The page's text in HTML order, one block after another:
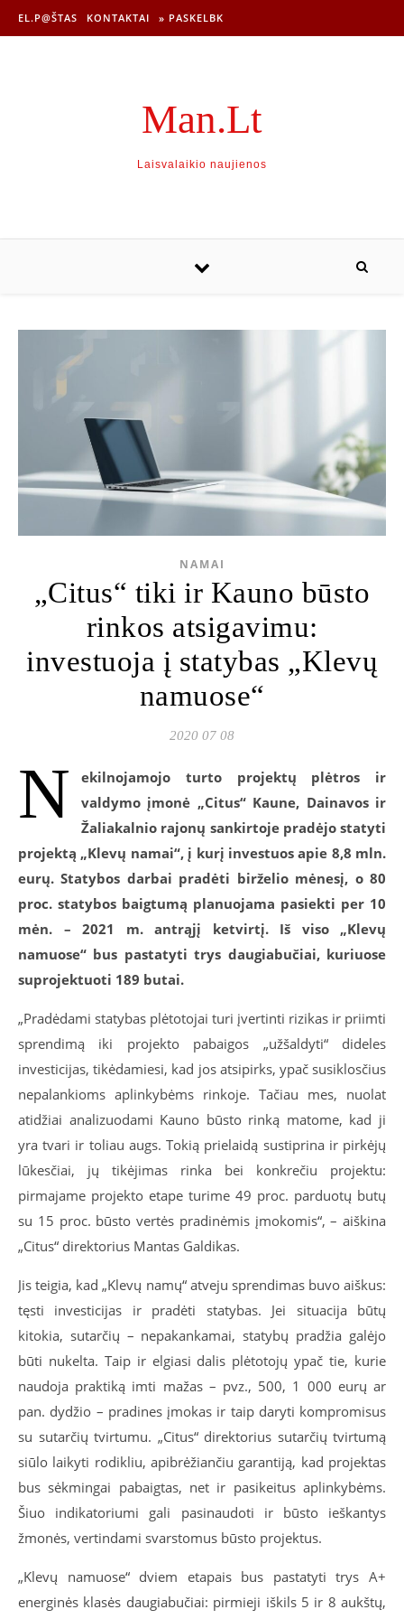
EL.P@ŠTAS KONTAKTAI » PASKELBK
Man.Lt
Laisvalaikio naujienos
NAMAI
„Citus“ tiki ir Kauno būsto
rinkos atsigavimu:
investuoja į statybas „Klevų
namuose“
2020 07 08
N
ekilnojamojo turto projektų plėtros ir
valdymo įmonė „Citus“ Kaune, Dainavos ir
Žaliakalnio rajonų sankirtoje pradėjo statyti
projektą „Klevų namai“, į kurį investuos apie 8,8 mln.
eurų. Statybos darbai pradėti birželio mėnesį, o 80
proc. statybos baigtumą planuojama pasiekti per 10
mėn. – 2021 m. antrąjį ketvirtį. Iš viso „Klevų
namuose“ bus pastatyti trys daugiabučiai, kuriuose
suprojektuoti 189 butai.
„Pradėdami statybas plėtotojai turi įvertinti rizikas ir priimti
sprendimą iki projekto pabaigos „užšaldyti“ dideles
investicijas, tikėdamiesi, kad jos atsipirks, ypač susiklosčius
nepalankioms aplinkybėms rinkoje. Tačiau mes, nuolat
atidžiai analizuodami Kauno būsto rinką matome, kad ji
yra tvari ir toliau augs. Tokią prielaidą sustiprina ir pirkėjų
lūkesčiai, jų tikėjimas rinka bei konkrečiu projektu:
pirmajame projekto etape turime 49 proc. parduotų butų
su 15 proc. būsto vertės pradinėmis įmokomis“, – aiškina
„Citus“ direktorius Mantas Galdikas.
Jis teigia, kad „Klevų namų“ atveju sprendimas buvo aiškus:
tęsti investicijas ir pradėti statybas. Jei situacija būtų
kitokia, sutarčių – nepakankamai, statybų pradžia galėjo
būti nukelta. Taip ir elgiasi dalis plėtotojų ypač tie, kurie
naudoja praktiką imti mažas – pvz., 500, 1 000 eurų ar
pan. dydžio – pradines įmokas ir taip daryti kompromisus
su sutarčių tvirtumu. „Citus“ direktorius sutarčių tvirtumą
siūlo laikyti rodikliu, apibrėžiančiu garantiją, kad projektas
bus sėkmingai pabaigtas, net ir pasikeitus aplinkybėms.
Šiuo indikatoriumi gali pasinaudoti ir būsto ieškantys
žmonės, vertindami svarstomus būsto projektus.
„Klevų namuose“ dviem etapais bus pastatyti trys A+
energinės klasės daugiabučiai: pirmieji iškils 5 ir 8 aukštų,